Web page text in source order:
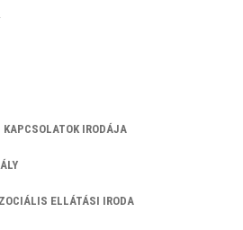
IRODÁJA
ELLÁTÁSI IRODA